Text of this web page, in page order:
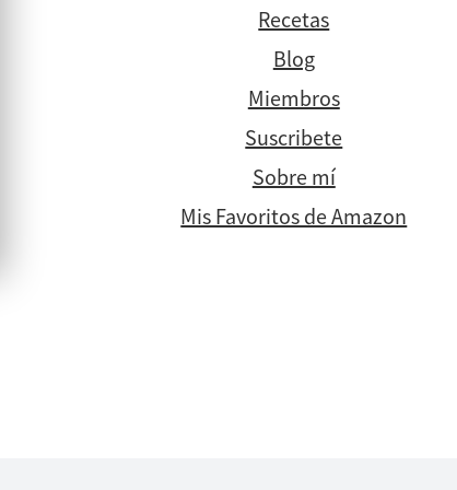
Recetas
Blog
Miembros
Suscribete
Sobre mí
Mis Favoritos de Amazon